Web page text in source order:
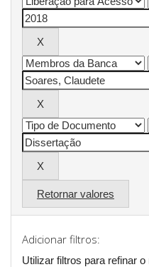
Retornar valores
Adicionar filtros:
Utilizar filtros para refinar